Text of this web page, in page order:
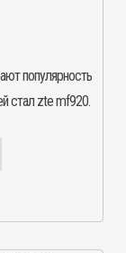
популярность
стал zte mf920.